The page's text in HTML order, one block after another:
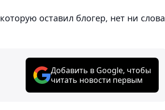
оставил блогер, нет ни слова
Добавить в Google, чтобы
читать новости первым